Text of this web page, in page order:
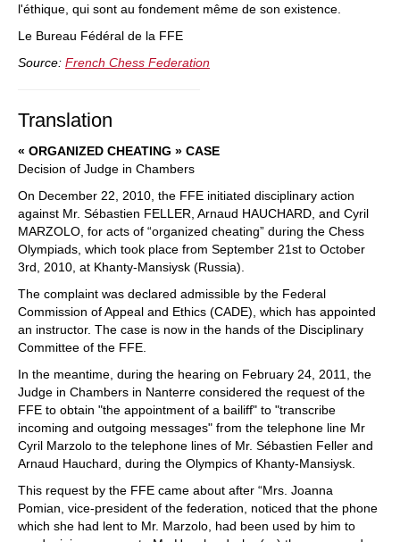
l'éthique, qui sont au fondement même de son existence.
Le Bureau Fédéral de la FFE
Source: French Chess Federation
Translation
« ORGANIZED CHEATING » CASE
Decision of Judge in Chambers
On December 22, 2010, the FFE initiated disciplinary action
against Mr. Sébastien FELLER, Arnaud HAUCHARD, and Cyril
MARZOLO, for acts of “organized cheating” during the Chess
Olympiads, which took place from September 21st to October
3rd, 2010, at Khanty-Mansiysk (Russia).
The complaint was declared admissible by the Federal
Commission of Appeal and Ethics (CADE), which has appointed
an instructor. The case is now in the hands of the Disciplinary
Committee of the FFE.
In the meantime, during the hearing on February 24, 2011, the
Judge in Chambers in Nanterre considered the request of the
FFE to obtain "the appointment of a bailiff" to "transcribe
incoming and outgoing messages" from the telephone line Mr
Cyril Marzolo to the telephone lines of Mr. Sébastien Feller and
Arnaud Hauchard, during the Olympics of Khanty-Mansiysk.
This request by the FFE came about after “Mrs. Joanna
Pomian, vice-president of the federation, noticed that the phone
which she had lent to Mr. Marzolo, had been used by him to